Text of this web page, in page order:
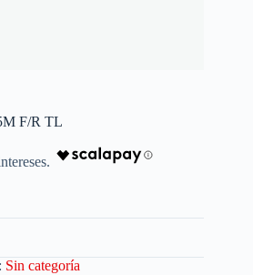
F/R TL
Sin categoría